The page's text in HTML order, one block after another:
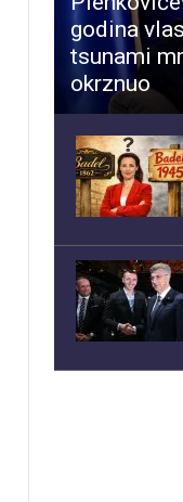
godina
tsunami
okrznuo